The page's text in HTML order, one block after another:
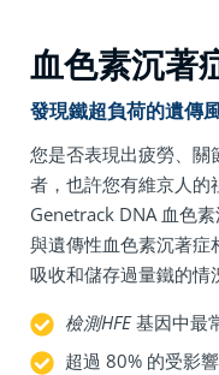
血色素沉著
發現鐵超負荷的遺傳
您是否表現出疲勞、關
者，也許您有維京人的
Genetrack DNA 血色
與遺傳性血色素沉著症
吸收和儲存過量鐵的情
檢測HFE基因中最
超過 80% 的受影